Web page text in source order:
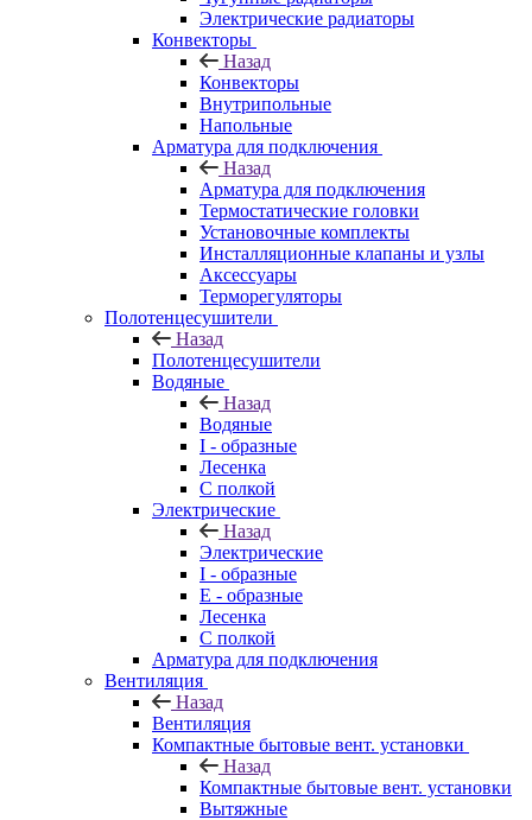
Электрические радиаторы
Конвекторы
Назад
Конвекторы
Внутрипольные
Напольные
Арматура для подключения
Назад
Арматура для подключения
Термостатические головки
Установочные комплекты
Инсталляционные клапаны и узлы
Аксессуары
Терморегуляторы
Полотенцесушители
Назад
Полотенцесушители
Водяные
Назад
Водяные
I - образные
Лесенка
С полкой
Электрические
Назад
Электрические
I - образные
E - образные
Лесенка
С полкой
Арматура для подключения
Вентиляция
Назад
Вентиляция
Компактные бытовые вент. установки
Назад
Компактные бытовые вент. установки
Вытяжные